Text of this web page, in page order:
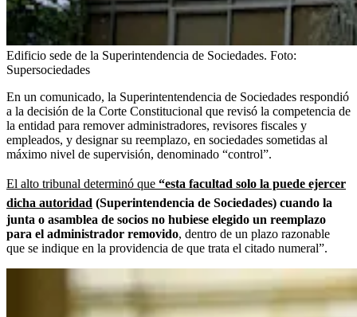
Edificio sede de la Superintendencia de Sociedades. Foto:
Supersociedades
En un comunicado, la Superintentendencia de Sociedades respondió
a la decisión de la Corte Constitucional que revisó la competencia de
la entidad para remover administradores, revisores fiscales y
empleados, y designar su reemplazo, en sociedades sometidas al
máximo nivel de supervisión, denominado “control”.
El alto tribunal determinó que “esta facultad solo la puede ejercer
dicha autoridad (Superintendencia de Sociedades) cuando la
junta o asamblea de socios no hubiese elegido un reemplazo
para el administrador removido, dentro de un plazo razonable
que se indique en la providencia de que trata el citado numeral”.